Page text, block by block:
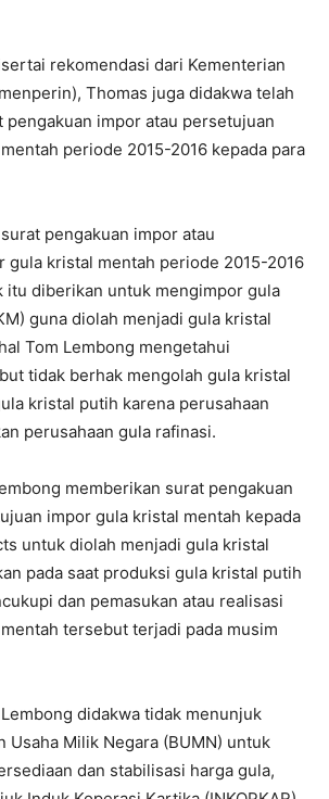
rekomendasi dari Kementerian
Thomas juga didakwa telah
pengakuan impor atau persetujuan
periode 2015-2016 kepada para
pengakuan impor atau
gula kristal mentah periode 2015-2016
itu diberikan untuk mengimpor gula
guna diolah menjadi gula kristal
Tom Lembong mengetahui
tidak berhak mengolah gula kristal
kristal putih karena perusahaan
perusahaan gula rafinasi.
memberikan surat pengakuan
impor gula kristal mentah kepada
untuk diolah menjadi gula kristal
pada saat produksi gula kristal putih
dan pemasukan atau realisasi
tersebut terjadi pada musim
didakwa tidak menunjuk
Usaha Milik Negara (BUMN) untuk
dan stabilisasi harga gula,